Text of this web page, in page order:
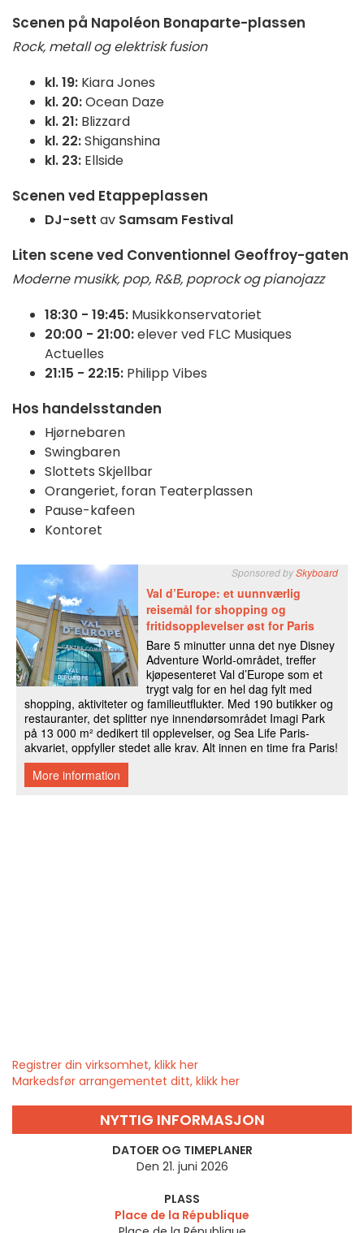
Scenen på Napoléon Bonaparte-plassen
Rock, metall og elektrisk fusion
kl. 19: Kiara Jones
kl. 20:Ocean Daze
kl. 21: Blizzard
kl. 22:Shiganshina
kl. 23: Ellside
Scenen ved Etappeplassen
DJ-sett av Samsam Festival
Liten scene ved Conventionnel Geoffroy-gaten
Moderne musikk, pop, R&B, poprock og pianojazz
18:30 - 19:45: Musikkonservatoriet
20:00 - 21:00:elever ved FLC Musiques
Actuelles
21:15 - 22:15: Philipp Vibes
Hos handelsstanden
Hjørnebaren
Swingbaren
Slottets Skjellbar
Orangeriet, foran Teaterplassen
Pause-kafeen
Kontoret
Registrer din virksomhet, klikk her
Markedsfør arrangementet ditt, klikk her
NYTTIG INFORMASJON
DATOER OG TIMEPLANER
Den 21. juni 2026
PLASS
Place de la République